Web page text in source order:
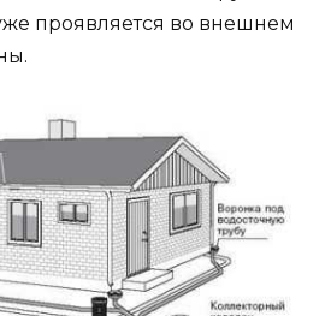
проявляется во внешнем